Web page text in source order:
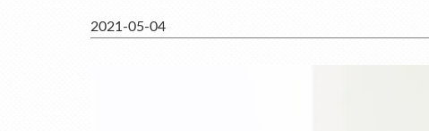
2021-05-04